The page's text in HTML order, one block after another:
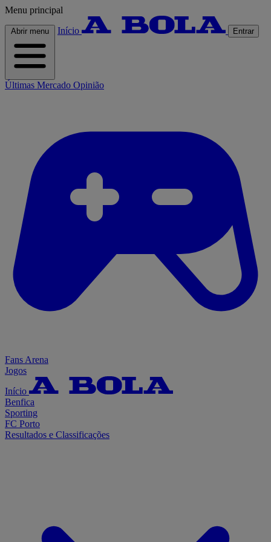
Menu principal
Abrir menu Início Entrar
Últimas Mercado Opinião
Fans Arena
Jogos
Início
Benfica
Sporting
FC Porto
Resultados e Classificações